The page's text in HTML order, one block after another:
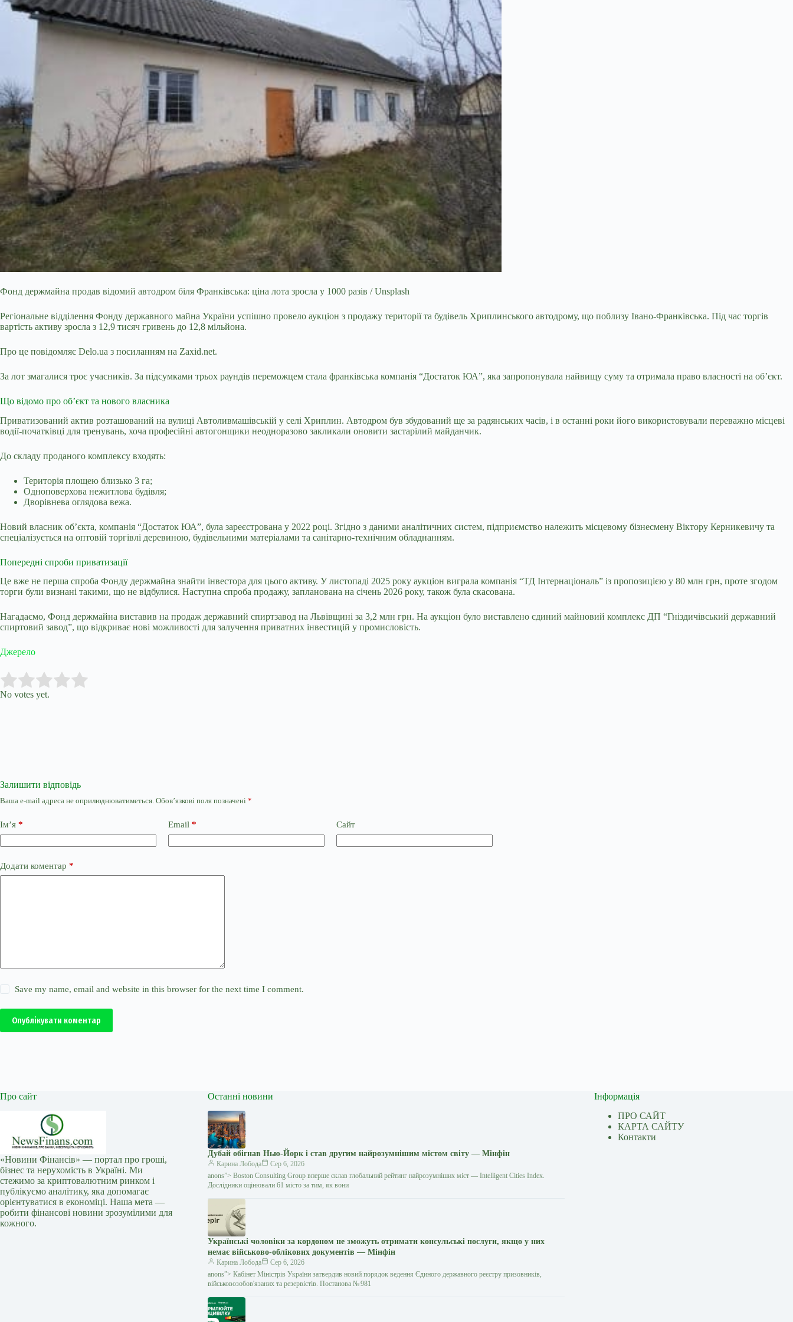
Фонд держмайна продав відомий автодром біля Франківська: ціна лота зросла у 1000 разів / Unsplash
Регіональне відділення Фонду державного майна України успішно провело аукціон з продажу території та будівель Хриплинського автодрому, що поблизу Івано-Франківська. Під час торгів
вартість активу зросла з 12,9 тисяч гривень до 12,8 мільйона.
Про це повідомляє Delo.ua з посиланням на Zaxid.net.
За лот змагалися троє учасників. За підсумками трьох раундів переможцем стала франківська компанія “Достаток ЮА”, яка запропонувала найвищу суму та отримала право власності на об’єкт.
Що відомо про об’єкт та нового власника
Приватизований актив розташований на вулиці Автоливмашівській у селі Хриплин. Автодром був збудований ще за радянських часів, і в останні роки його використовували переважно місцеві
водії-початківці для тренувань, хоча професійні автогонщики неодноразово закликали оновити застарілий майданчик.
До складу проданого комплексу входять:
Територія площею близько 3 га;
Одноповерхова нежитлова будівля;
Дворівнева оглядова вежа.
Новий власник об’єкта, компанія “Достаток ЮА”, була зареєстрована у 2022 році. Згідно з даними аналітичних систем, підприємство належить місцевому бізнесмену Віктору Керникевичу та
спеціалізується на оптовій торгівлі деревиною, будівельними матеріалами та санітарно-технічним обладнанням.
Попередні спроби приватизації
Це вже не перша спроба Фонду держмайна знайти інвестора для цього активу. У листопаді 2025 року аукціон виграла компанія “ТД Інтернаціональ” із пропозицією у 80 млн грн, проте згодом
торги були визнані такими, що не відбулися. Наступна спроба продажу, запланована на січень 2026 року, також була скасована.
Нагадаємо, Фонд держмайна виставив на продаж державний спиртзавод на Львівщині за 3,2 млн грн. На аукціон було виставлено єдиний майновий комплекс ДП “Гніздичівський державний
спиртовий завод”, що відкриває нові можливості для залучення приватних інвестицій у промисловість.
Джерело
Rate this item:
No votes yet.
Залишити відповідь
Ваша e-mail адреса не оприлюднюватиметься. Обов’язкові поля позначені *
Ім’я * Email * Сайт
Додати коментар *
Save my name, email and website in this browser for the next time I comment.
Опублікувати коментар
Про сайт
«Новини Фінансів» — портал про гроші,
бізнес та нерухомість в Україні. Ми
стежимо за криптовалютним ринком і
публікуємо аналітику, яка допомагає
орієнтуватися в економіці. Наша мета —
робити фінансові новини зрозумілими для
кожного.
Останні новини
Дубай обігнав Нью-Йорк і став другим найрозумнішим містом світу — Мінфін
Карина Лобода
Сер 6, 2026
anons”> Boston Consulting Group вперше склав глобальний рейтинг найрозумніших міст — Intelligent Cities Index.
Дослідники оцінювали 61 місто за тим, як вони
Українські чоловіки за кордоном не зможуть отримати консульські послуги, якщо у них
немає військово-облікових документів — Мінфін
Карина Лобода
Сер 6, 2026
anons”> Кабінет Міністрів України затвердив новий порядок ведення Єдиного державного реєстру призовників,
військовозобов'язаних та резервістів. Постанова № 981
Інформація
ПРО САЙТ
КАРТА САЙТУ
Контакти